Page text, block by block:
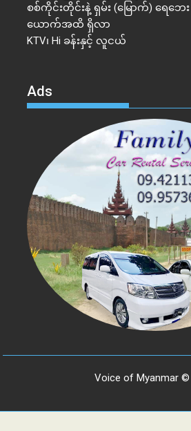
စစ်ကိုင်းတိုင်းနဲ့ ရှမ်း (မြောက်) ရေဘ
ယောက်အထိ ရှိလာ
KTV၊ Hi ခန်းနှင့် လူငယ်
Ads
Voice of Myanmar ©